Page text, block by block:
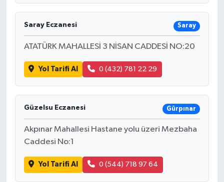
Saray Eczanesi Saray
ATATÜRK MAHALLESİ 3 NİSAN CADDESİ NO:20
Yol Tarifi Al 0 (432) 781 22 29
Güzelsu Eczanesi Gürpınar
Akpınar Mahallesi Hastane yolu üzeri Mezbaha
Caddesi No:1
Yol Tarifi Al 0 (544) 718 97 64